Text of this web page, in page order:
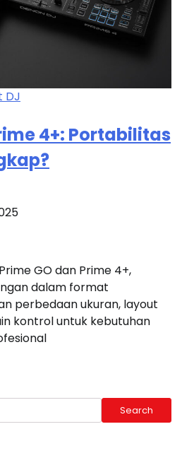
DJ
4+: Portabilitas
GO dan Prime 4+,
dalam format
perbedaan ukuran, layout
kontrol untuk kebutuhan
Search